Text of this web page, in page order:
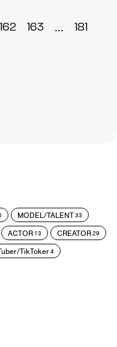
162 163 ... 181
MODEL/TALENT33
ACTOR 13 CREATOR29
TikToker4